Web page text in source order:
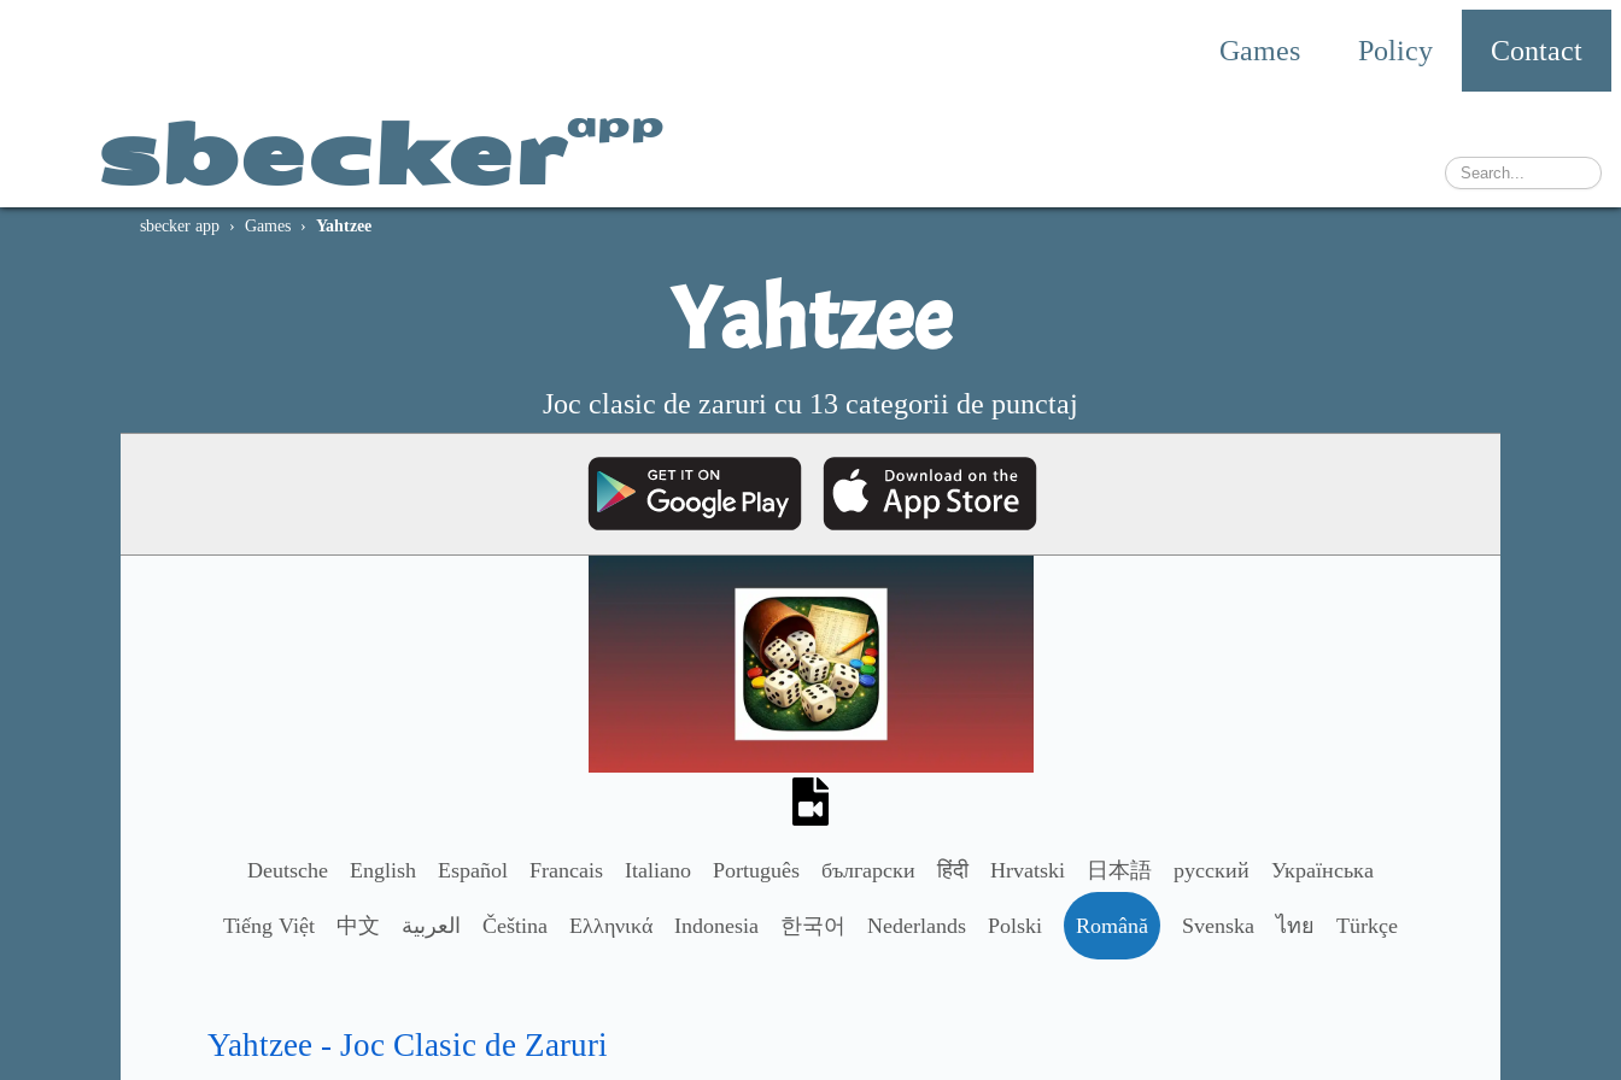
Games Policy Contact
sbeckerapp
sbecker app Games Yahtzee
Yahtzee
Joc clasic de zaruri cu 13 categorii de punctaj
Deutsche English Español Francais Italiano Português български हिंदी Hrvatski 日本語 русский Українська
Tiếng Việt 中文 العربية Čeština Ελληνικά Indonesia 한국어 Nederlands Polski Română Svenska ไทย Türkçe
Yahtzee - Joc Clasic de Zaruri